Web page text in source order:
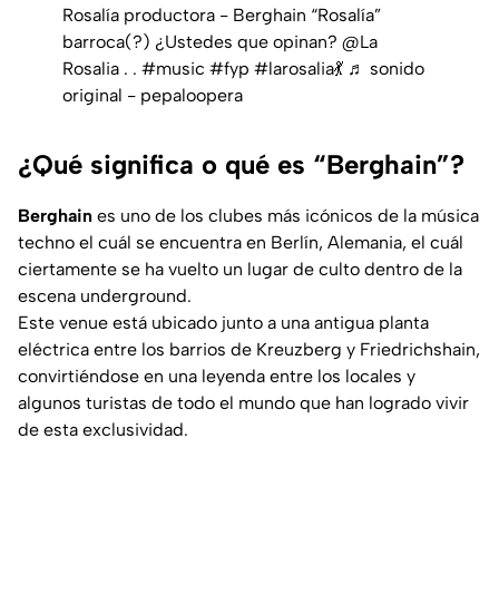
Rosalía productora - ⁠Berghain “Rosalía”
barroca(?) ¿Ustedes que opinan? @La
Rosalia . . #music #fyp #larosalia💃 ♬ sonido
original - pepaloopera
¿Qué significa o qué es “Berghain”?
Berghain es uno de los clubes más icónicos de la música
techno el cuál se encuentra en Berlín, Alemania, el cuál
ciertamente se ha vuelto un lugar de culto dentro de la
escena underground.
Este venue está ubicado junto a una antigua planta
eléctrica entre los barrios de Kreuzberg y Friedrichshain,
convirtiéndose en una leyenda entre los locales y
algunos turistas de todo el mundo que han logrado vivir
de esta exclusividad.